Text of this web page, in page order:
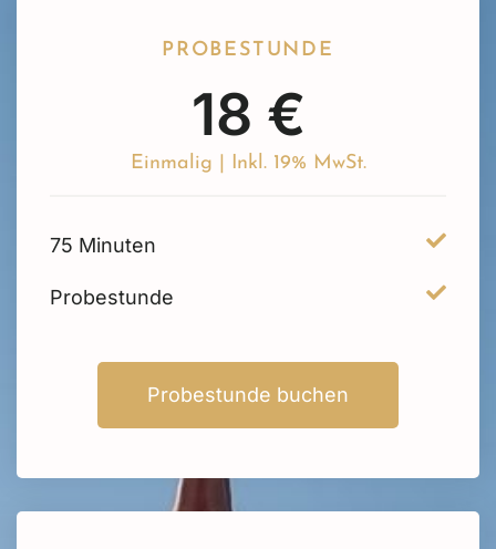
PROBESTUNDE
18 €
Einmalig | Inkl. 19% MwSt.
75 Minuten
Probestunde
Probestunde buchen